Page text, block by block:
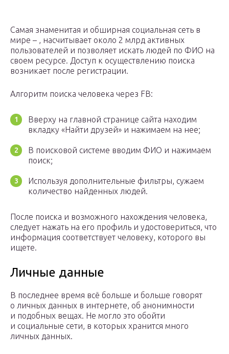
Самая знаменитая и обширная социальная сеть в
мире – , насчитывает около 2 млрд активных
пользователей и позволяет искать людей по ФИО на
своем ресурсе. Доступ к осуществлению поиска
возникает после регистрации.
Алгоритм поиска человека через FB:
Вверху на главной странице сайта находим
вкладку «Найти друзей» и нажимаем на нее;
В поисковой системе вводим ФИО и нажимаем
поиск;
Используя дополнительные фильтры, сужаем
количество найденных людей.
После поиска и возможного нахождения человека,
следует нажать на его профиль и удостовериться, что
информация соответствует человеку, которого вы
ищете.
Личные данные
В последнее время всё больше и больше говорят
о личных данных в интернете, об анонимности
и подобных вещах. Не могло это обойти
и социальные сети, в которых хранится много
личных данных.